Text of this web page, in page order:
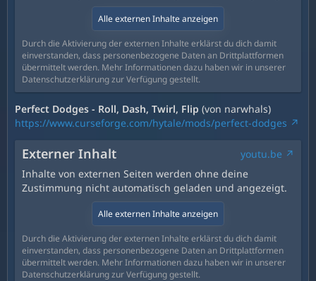
Alle externen Inhalte anzeigen
Durch die Aktivierung der externen Inhalte erklärst du dich damit
einverstanden, dass personenbezogene Daten an Drittplattformen
übermittelt werden. Mehr Informationen dazu haben wir in unserer
Datenschutzerklärung zur Verfügung gestellt.
Perfect Dodges - Roll, Dash, Twirl, Flip (von narwhals)
https://www.curseforge.com/hytale/mods/perfect-dodges
Externer Inhalt
youtu.be
Inhalte von externen Seiten werden ohne deine
Zustimmung nicht automatisch geladen und angezeigt.
Alle externen Inhalte anzeigen
Durch die Aktivierung der externen Inhalte erklärst du dich damit
einverstanden, dass personenbezogene Daten an Drittplattformen
übermittelt werden. Mehr Informationen dazu haben wir in unserer
Datenschutzerklärung zur Verfügung gestellt.